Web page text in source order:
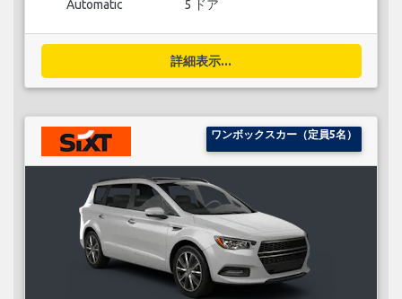
Automatic 5 ドア
詳細表示...
ワンボックスカー（定員5名）